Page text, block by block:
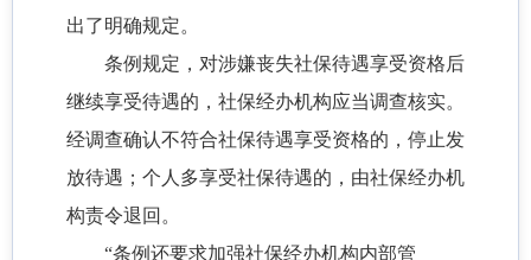
出了明确规定。
条例规定，对涉嫌丧失社保待遇享受资格后
继续享受待遇的，社保经办机构应当调查核实。
经调查确认不符合社保待遇享受资格的，停止发
放待遇；个人多享受社保待遇的，由社保经办机
构责令退回。
“条例还要求加强社保经办机构内部管